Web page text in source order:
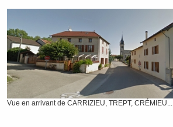
Vue en arrivant de CARRIZIEU, TREPT, CRÉMIEU...